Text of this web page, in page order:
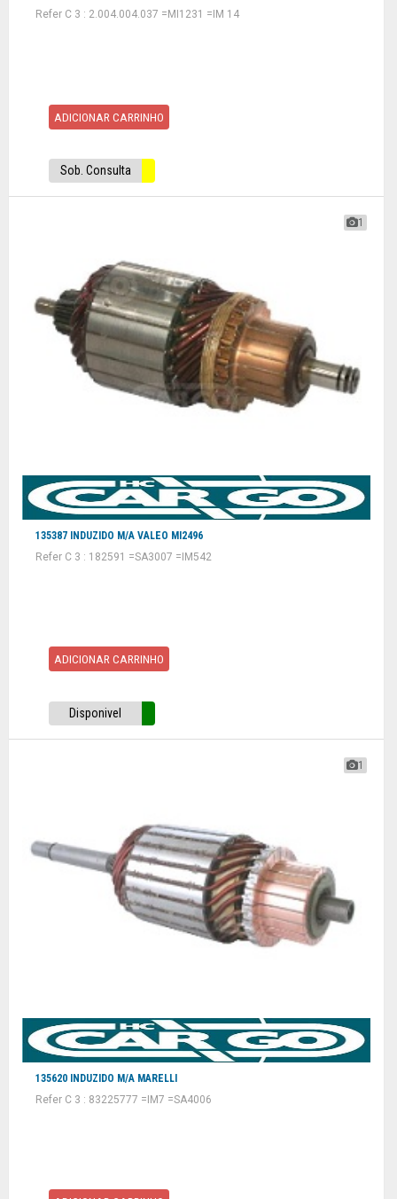
Refer C 3 : 2.004.004.037 =MI1231 =IM 14
ADICIONAR CARRINHO
Sob. Consulta
1
135387 INDUZIDO M/A VALEO MI2496
Refer C 3 : 182591 =SA3007 =IM542
ADICIONAR CARRINHO
Disponivel
1
135620 INDUZIDO M/A MARELLI
Refer C 3 : 83225777 =IM7 =SA4006